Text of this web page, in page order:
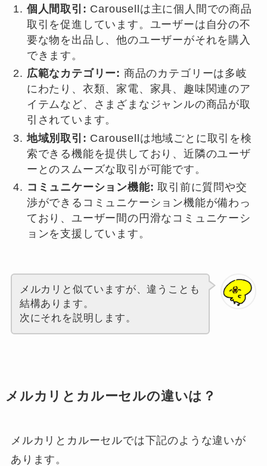
個人間取引: Carousellは主に個人間での商品
取引を促進しています。ユーザーは自分の不
要な物を出品し、他のユーザーがそれを購入
できます。
広範なカテゴリー: 商品のカテゴリーは多岐
にわたり、衣類、家電、家具、趣味関連のア
イテムなど、さまざまなジャンルの商品が取
引されています。
地域別取引: Carousellは地域ごとに取引を検
索できる機能を提供しており、近隣のユーザ
ーとのスムーズな取引が可能です。
コミュニケーション機能:取引前に質問や交
渉ができるコミュニケーション機能が備わっ
ており、ユーザー間の円滑なコミュニケーシ
ョンを支援しています。
メルカリと似ていますが、違うことも
結構あります。
次にそれを説明します。
メルカリとカルーセルの違いは？
メルカリとカルーセルでは下記のような違いが
あります。